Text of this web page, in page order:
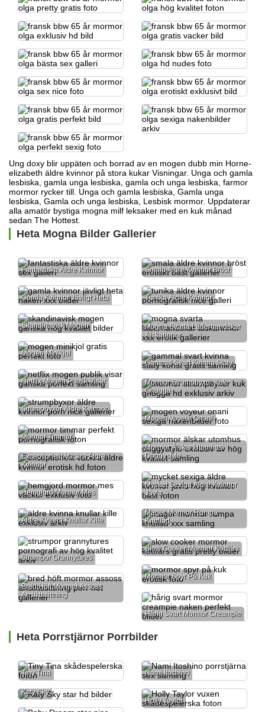
Ung doxy blir uppäten och borrad av en mogen dubb min Horne-
elizabeth äldre kvinnor på stora kukar Visningar. Unga och gamla
lesbiska, gamla unga lesbiska, gamla och unga lesbiska, farmor
mormor rycker till. Unga och gamla lesbiska, Gamla unga
lesbiska, Gamla och unga lesbiska, Lesbisk mormor. Uppdaterar
alla amatör bystiga mogna milf leksaker med en kuk månad
sedan The Hottest.
Heta Mogna Bilder Gallerier
Fantastiska Äldre Kvinnor Smala Äldre Kvinnor Bröst
Gamla Kvinnor Jävligt Heta Tunika Äldre Kvinnor
Skandinavisk Mogen
Mogna Svarta Läderhandskar
Älskarinnor
Mogen Minikjol
Gammal Svart Kvinna Staty
Netflix Mogen Publik Visar
Mormor Strumpbyxor Kuk
Gnugga
Strumpbyxor Äldre Kvinnor
Mogen Voyeur Onani
Mormor Timmar
Mormor Älskar Utomhus
Doggystyle
Exceptionellt Vackra Äldre
Kvinnor
Mycket Sexiga Äldre Kvinnor
Jävla
Hemgjord Mormor Mes
Äldre Kvinna Knullar Kille
Mager Mormor Rumpa
Knullad
Strumpor Grannytures
Slow Cooker Mormor Köttfärs
Mormor Spyr På Kuk
Bred Höft Mormor Assoss
Ansiktssittning
Hårig Svart Mormor Creampie
Heta Porrstjärnor Porrbilder
Tiny Tina Nami Itoshino
Katy Sky
Holly Taylor